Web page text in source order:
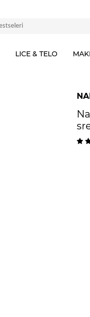
LICE & TELO